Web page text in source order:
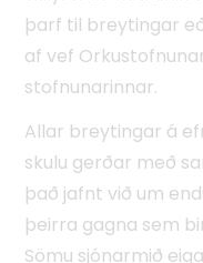
þarf til breytingar
af vef
stofnunarinnar.
Allar breytingar á
skulu gerðar með
það jafnt við um
þeirra gagna sem
Sömu sjónarmið